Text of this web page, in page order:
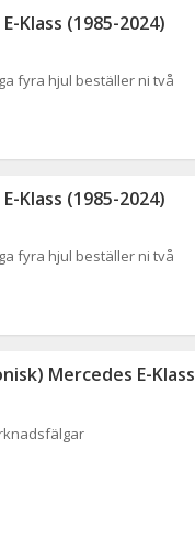
Klass (1985-2024)
fyra hjul beställer ni två
Klass (1985-2024)
fyra hjul beställer ni två
Mercedes E-Klass